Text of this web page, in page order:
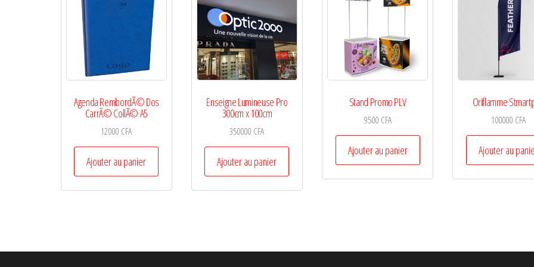
Agenda RembordÃ© Dos
CarrÃ© CollÃ© A5
12000 CFA
Ajouter au panier
Enseigne Lumineuse Pro
300cm x 100cm
350000 CFA
Ajouter au panier
Stand Promo PLV
9500 CFA
Ajouter au panier
Oriflamme
100000 CFA
Ajouter au